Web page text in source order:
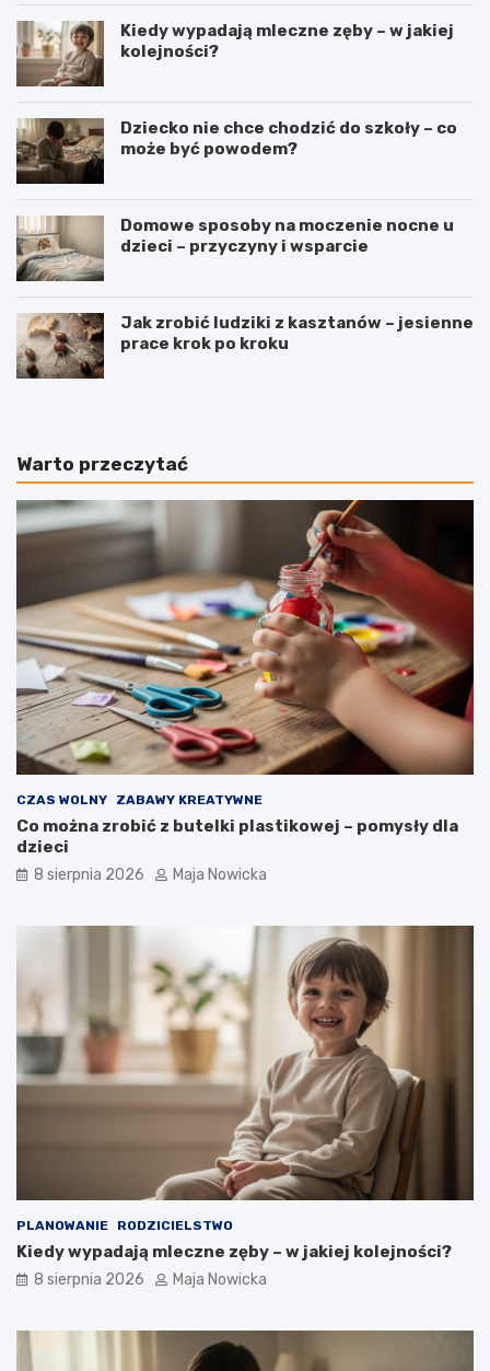
Kiedy wypadają mleczne zęby – w jakiej
kolejności?
Dziecko nie chce chodzić do szkoły – co
może być powodem?
Domowe sposoby na moczenie nocne u
dzieci – przyczyny i wsparcie
Jak zrobić ludziki z kasztanów – jesienne
prace krok po kroku
Warto przeczytać
CZAS WOLNY ZABAWY KREATYWNE
Co można zrobić z butelki plastikowej – pomysły dla
dzieci
8 sierpnia 2026 Maja Nowicka
PLANOWANIE RODZICIELSTWO
Kiedy wypadają mleczne zęby – w jakiej kolejności?
8 sierpnia 2026 Maja Nowicka